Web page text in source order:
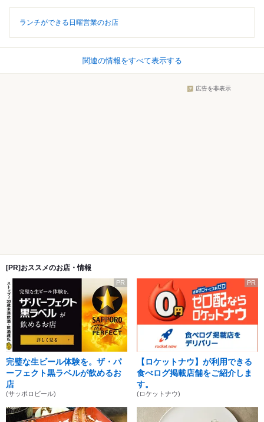
ランチができる日曜営業のお店
関連の情報をすべて表示する
広告を非表示
[PR]おススメのお店・情報
PR
完璧な生ビール体験を。ザ・パ
ーフェクト黒ラベルが飲めるお
店
(サッポロビール)
PR
【ロケットナウ】が利用できる
食べログ掲載店舗をご紹介しま
す。
(ロケットナウ)